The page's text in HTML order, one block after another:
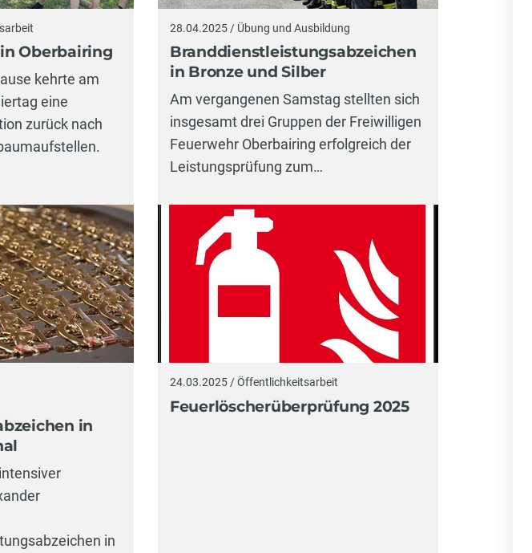
Oberbairing
kehrte am
eine
zurück nach
28.04.2025 / Übung und Ausbildung
Branddienstleistungsabzeichen
in Bronze und Silber
Am vergangenen Samstag stellten sich
insgesamt drei Gruppen der Freiwilligen
Feuerwehr Oberbairing erfolgreich der
Leistungsprüfung zum…
in
in
24.03.2025 / Öffentlichkeitsarbeit
Feuerlöscherüberprüfung 2025